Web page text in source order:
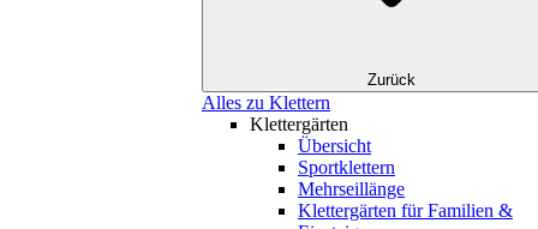
Zurück
Alles zu Klettern
Klettergärten
Übersicht
Sportklettern
Mehrseillänge
Klettergärten für Familien &